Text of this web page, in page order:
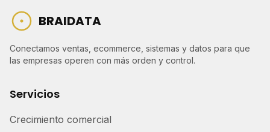
BRAIDATA
Conectamos ventas, ecommerce, sistemas y datos para que
las empresas operen con más orden y control.
Servicios
Crecimiento comercial